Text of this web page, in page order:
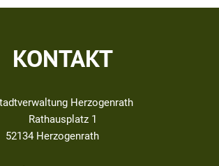
KONTAKT
Herzogenrath
Rathausplatz 1
52134 Herzogenrath